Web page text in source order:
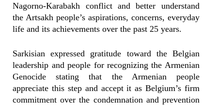
Nagorno-Karabakh conflict and better understand
the Artsakh people’s aspirations, concerns, everyday
life and its achievements over the past 25 years.
Sarkisian expressed gratitude toward the Belgian
leadership and people for recognizing the Armenian
Genocide stating that the Armenian people
appreciate this step and accept it as Belgium’s firm
commitment over the condemnation and prevention